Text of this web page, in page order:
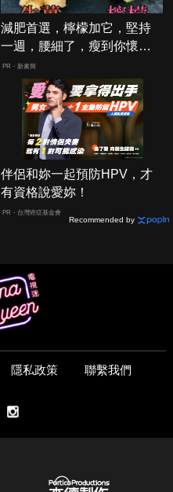
減肥首選，檸檬加它，堅持
一週，腰細了，瘦到你懷疑
人生
PR・新素簡
伴侶和妳一起預防HPV，才
有資格說愛妳！
PR・台灣癌症基金會
Recommended by
隱私政策 聯繫我們